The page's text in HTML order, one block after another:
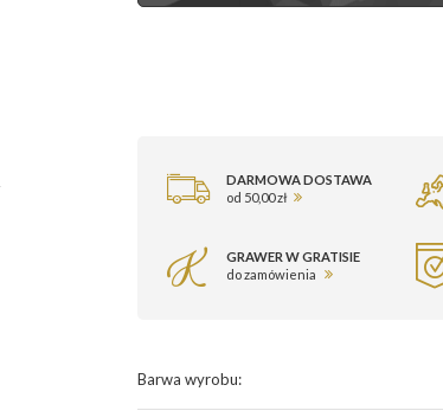
DARMOWA DOSTAWA
od 50,00 zł
GRAWER W GRATISIE
do zamówienia
Barwa wyrobu: